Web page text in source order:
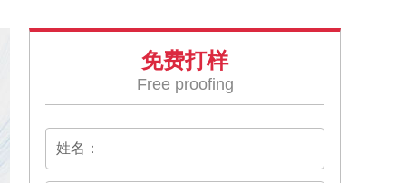
免费打样
Free proofing